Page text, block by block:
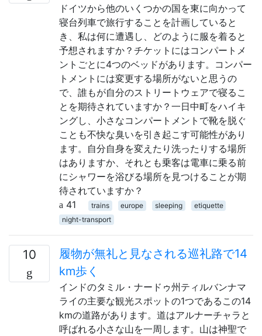
ドイツから他のいくつかの国を東に向かって
寝台列車で旅行することを計画していると
き、私は何に遭遇し、どのように服を着ると
予想されますか？チケットにはコンパートメ
ントごとに4つのベッドがあります。コンパー
トメントには変更する場所がないと思うの
で、誰もが自分のストリートウェアで寝るこ
とを期待されていますか？一日中町をハイキ
ングし、小さなコンパートメントで靴を脱ぐ
ことも不快な臭いを引き起こす可能性があり
ます。自分自身を変えたり洗ったりする場所
はありますか、それとも乗客は電車に乗る前
にシャワーを浴びる場所を見つけることが期
待されていますか？
41
trains europe sleeping
etiquette
night-transport
10
履物が無礼と見なされる巡礼路で14
km歩く
インドのタミル・ナードゥ州ティルバンナマ
ライの主要な観光スポットの1つであるこの14
kmの道路があります。道はアルナーチャラと
呼ばれる小さな山を一周します。山は神聖で